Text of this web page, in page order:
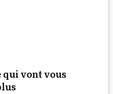
qui vont vous